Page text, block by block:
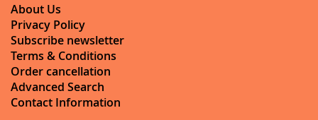
About Us
Privacy Policy
Subscribe newsletter
Terms & Conditions
Order cancellation
Advanced Search
Contact Information